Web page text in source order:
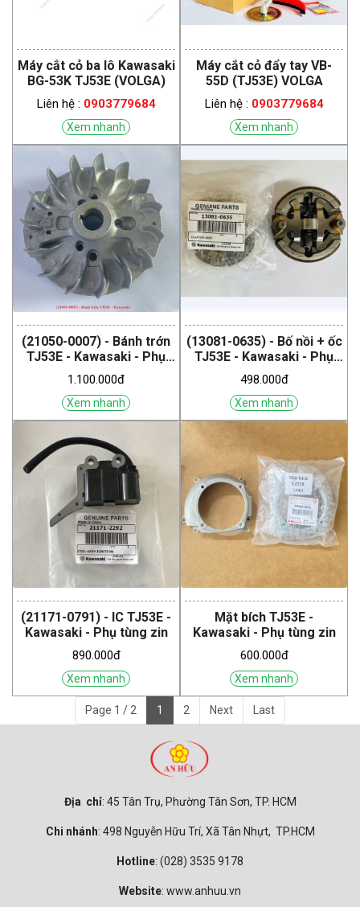
Máy cắt cỏ ba lô Kawasaki
BG-53K TJ53E (VOLGA)
Liên hệ : 0903779684
Xem nhanh
Máy cắt cỏ đẩy tay VB-
55D (TJ53E) VOLGA
Liên hệ : 0903779684
Xem nhanh
(21050-0007) - Bánh trớn
TJ53E - Kawasaki - Phụ
tùng zin
1.100.000đ
Xem nhanh
(13081-0635) - Bố nồi + ốc
TJ53E - Kawasaki - Phụ
tùng zin
498.000đ
Xem nhanh
(21171-0791) - IC TJ53E -
Kawasaki - Phụ tùng zin
890.000đ
Xem nhanh
Mặt bích TJ53E -
Kawasaki - Phụ tùng zin
600.000đ
Xem nhanh
Page 1 / 2 1 2 Next Last
Địa chỉ: 45 Tân Trụ, Phường Tân Sơn, TP. HCM
Chi nhánh: 498 Nguyễn Hữu Trí, Xã Tân Nhựt, TP.HCM
Hotline: (028) 3535 9178
Website: www.anhuu.vn